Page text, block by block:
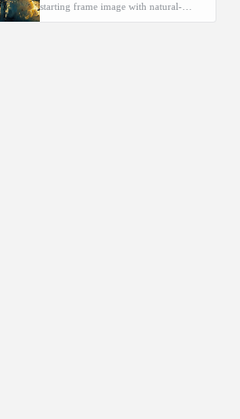
starting frame image with natural-
language motion prompts at 480p or